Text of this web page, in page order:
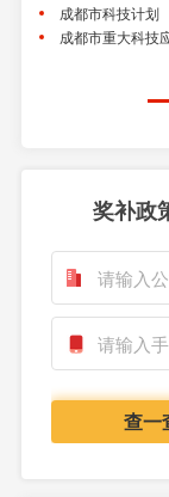
成都市科技计划
成都市重大科技
奖补政
查一